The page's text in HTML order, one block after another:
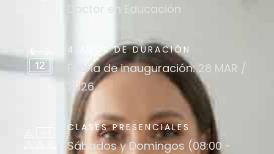
Doctor en Educación
4 AÑOS DE DURACIÓN
Fecha de inauguración: 28 MAR /
2026
CLASES PRESENCIALES
Sábados y Domingos (08:00 -